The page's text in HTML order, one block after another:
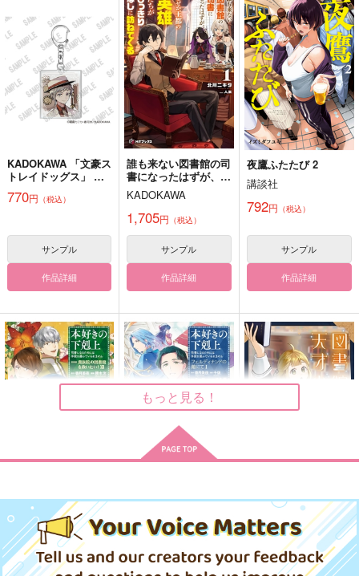
宵闇に希う
944円（税込）
芥川龍之介×中島敦
作品詳細
ぱれっとえっせんす
Kanon.
707円（税込）
芥川龍之介×中島敦
作品詳細
ピ
（税込）
作品詳細
僕とお前の今日のレシ
ピ2
Kanon.
僕とお前の今日のレシ
ピ2.5
Kanon.
MOCHI
Kanon.
KADOKAWA 「文豪ス
トレイドッグス」 ア
(C106)中島敦
770円 （税込）
サンプル
作品詳細
誰も来ない図書館の司
書になったはずが、な
ぜか王都の英雄たちが
ひっきりなしに訪ねて
くる 1
KADOKAWA
1,705円 （税込）
サンプル
作品詳細
夜鷹ふたたび 2
講談社
792円 （税込）
サンプル
作品詳細
になるためには手段を
選んでいられませ
ん 第4部〔12〕
ＴＯブックス
715円（税込）
書になるためには手段
を選んでいられません
～ フェルディナンド
ＴＯブックス
好きの新人官吏は膨大
な知識で国を救いま
す! 2
KADOKAWA
814 （税込）
もっと見る！